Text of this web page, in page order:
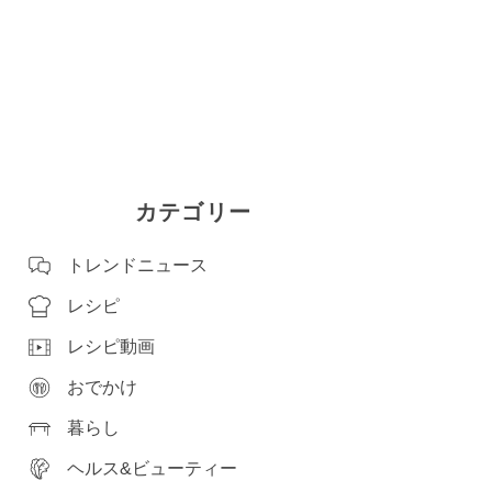
カテゴリー
トレンドニュース
レシピ
レシピ動画
おでかけ
暮らし
ヘルス&ビューティー